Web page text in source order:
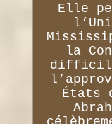
Elle
la
difficile
États